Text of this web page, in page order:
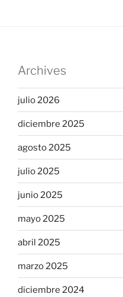
Archives
julio 2026
diciembre 2025
agosto 2025
julio 2025
junio 2025
mayo 2025
abril 2025
marzo 2025
diciembre 2024